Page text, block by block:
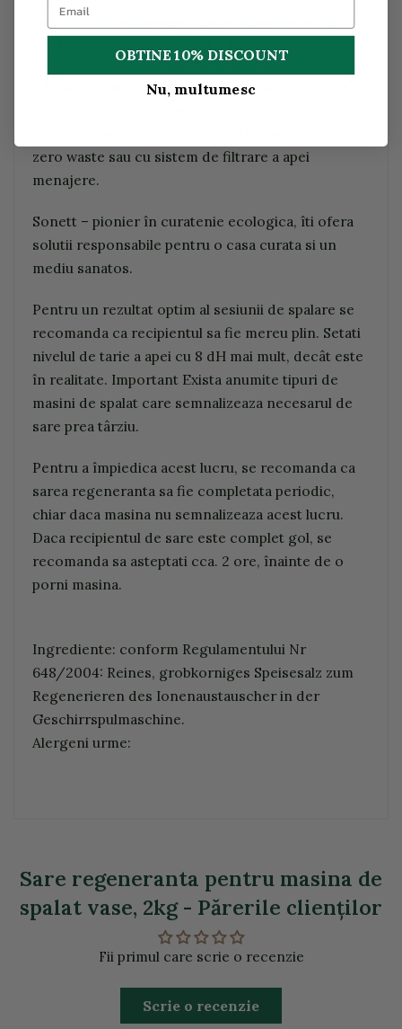
curatenie. Este compatibila cu toate modelele
Ambalata sustenabil si produsa în Germania, sarea
zero waste sau cu sistem de filtrare a apei
menajere.
Sonett – pionier în curatenie ecologica, îti ofera
solutii responsabile pentru o casa curata si un
mediu sanatos.
Pentru un rezultat optim al sesiunii de spalare se
recomanda ca recipientul sa fie mereu plin. Setati
nivelul de tarie a apei cu 8 dH mai mult, decât este
în realitate. Important Exista anumite tipuri de
masini de spalat care semnalizeaza necesarul de
sare prea târziu.
Pentru a împiedica acest lucru, se recomanda ca
sarea regeneranta sa fie completata periodic,
chiar daca masina nu semnalizeaza acest lucru.
Daca recipientul de sare este complet gol, se
recomanda sa asteptati cca. 2 ore, înainte de o
porni masina.
Ingrediente: conform Regulamentului Nr
648/2004: Reines, grobkorniges Speisesalz zum
Regenerieren des Ionenaustauscher in der
Geschirrspulmaschine.
Alergeni urme:
Sare regeneranta pentru masina de
spalat vase, 2kg - Părerile clienţilor
Fii primul care scrie o recenzie
Scrie o recenzie
OBTINE 10% DISCOUNT
Nu, multumesc